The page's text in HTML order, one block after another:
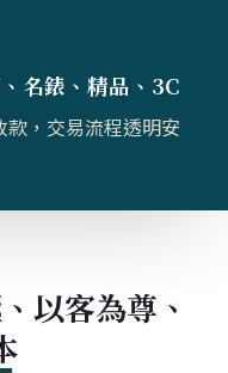
名錶、精品、3C
，交易流程透明安
以客為尊、